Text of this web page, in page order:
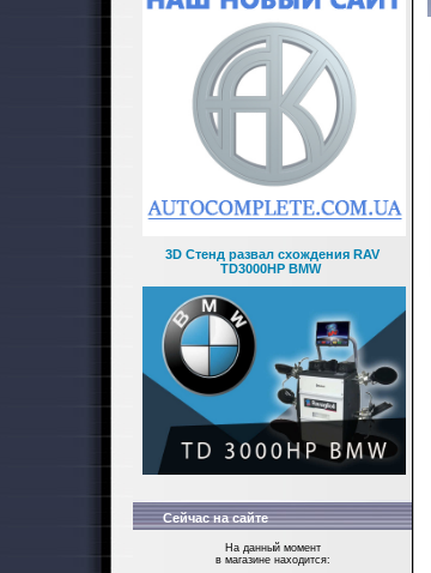
3D Стенд развал схождения RAV
TD3000HP BMW
Сейчас на сайте
На данный момент
в магазине находится: